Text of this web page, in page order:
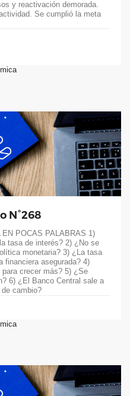
y reactivación demorada.
Se cumplió la meta
N°268
EN POCAS PALABRAS 1)
tasa de interés? 2) ¿No se
monetaria? 3) ¿La tasa
financiera asegurada? 4)
crecer más? 5) ¿Se
6) ¿El Banco Central sale a
cambio?